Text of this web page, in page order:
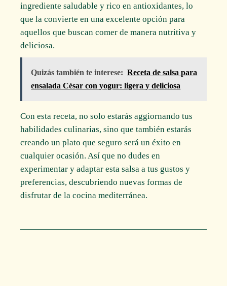
ingrediente saludable y rico en antioxidantes, lo
que la convierte en una excelente opción para
aquellos que buscan comer de manera nutritiva y
deliciosa.
Quizás también te interese: Receta de salsa para
ensalada César con yogur: ligera y deliciosa
Con esta receta, no solo estarás aggiornando tus
habilidades culinarias, sino que también estarás
creando un plato que seguro será un éxito en
cualquier ocasión. Así que no dudes en
experimentar y adaptar esta salsa a tus gustos y
preferencias, descubriendo nuevas formas de
disfrutar de la cocina mediterránea.